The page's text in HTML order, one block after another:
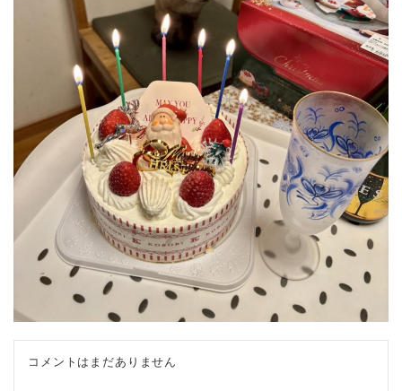
コメントはまだありません